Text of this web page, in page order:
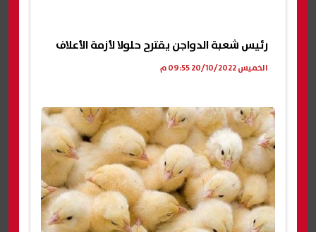
رئيس شعبة الدواجن يقترح حلولا لأزمة الأعلاف
الخميس 20/10/2022 09:55 م